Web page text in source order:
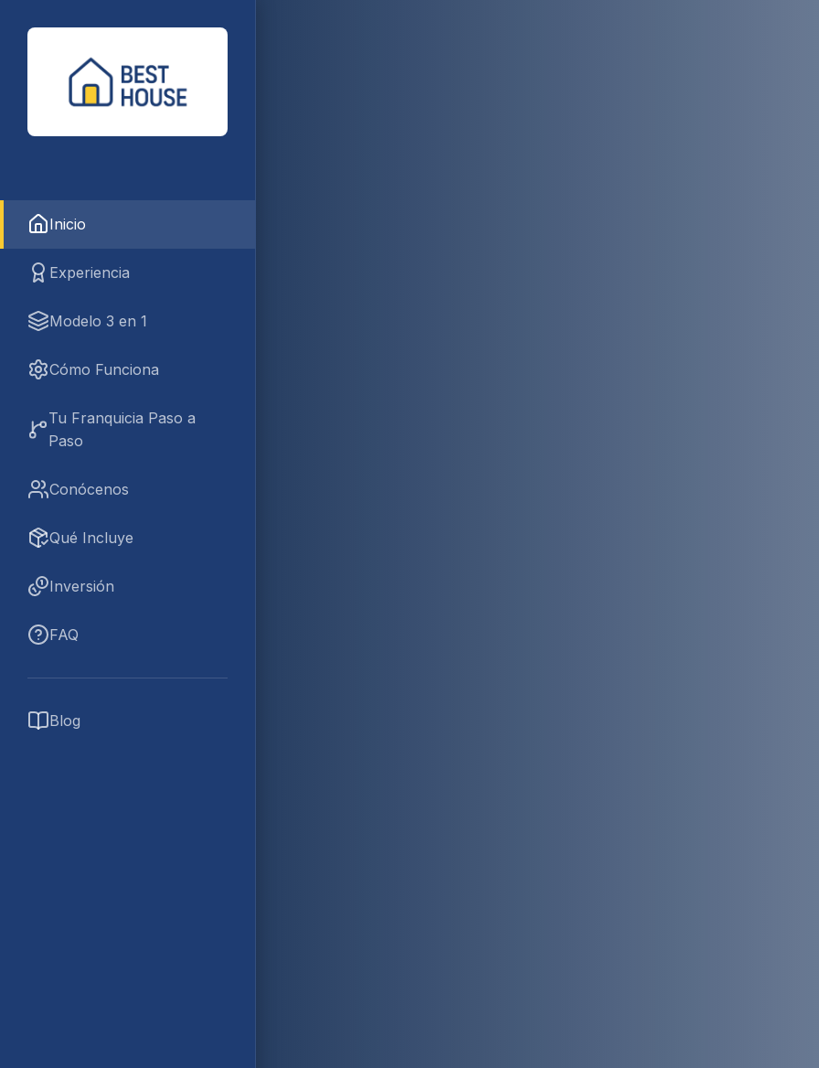
Inicio
Experiencia
Modelo 3 en 1
Cómo Funciona
Tu Franquicia Paso a
Paso
Conócenos
Qué Incluye
Inversión
FAQ
Blog